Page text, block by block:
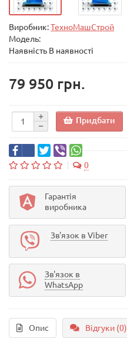
Виробник:ТехноМашСтрой
Модель:
Наявність В наявності
79 950 грн.
Придбати
0
Гарантія
виробника
Зв'язок в Viber
Зв'язок в
WhatsApp
Опис Відгуки (0)